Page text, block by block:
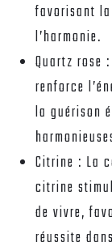
favorisant
l’harmonie.
Quartz rose :
renforce
la guérison
Citrine : La
citrine
de vivre,